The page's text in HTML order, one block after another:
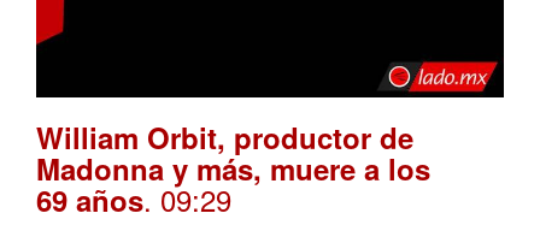
William Orbit, productor de
Madonna y más, muere a los
69 años. 09:29